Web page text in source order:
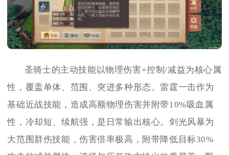
圣骑士的主动技能以物理伤害+控制/减益为核心属
性，覆盖单体、范围、突进多种形态。雷霆一击作为
基础近战技能，造成高额物理伤害并附带10%吸血属
性，冷却短、续航强，是日常输出核心。剑光风暴为
大范围群伤技能，伤害倍率极高，附带降低目标30%